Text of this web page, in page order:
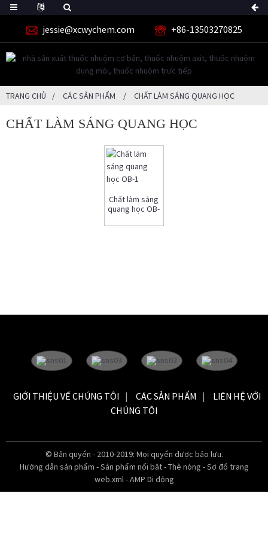
jessie@xcwychem.com +86-13503270825
TRANG CHỦ CÁC SẢN PHẨM CHẤT LÀM SÁNG QUANG HỌC
CHẤT LÀM SÁNG QUANG HỌC
Chất làm sáng
quang học OB-
GIỚI THIỆU VỀ CHÚNG TÔI CÁC SẢN PHẨM
LIÊN HỆ VỚI
CHÚNG TÔI
© Bản quyền - 2010-2019: Mọi quyền được bảo lưu.
Hướng dẫn sản phẩm -Sản phẩm nổi bật-Thẻ nóng -Sơ đồ trang
web.xml-AMP Di động